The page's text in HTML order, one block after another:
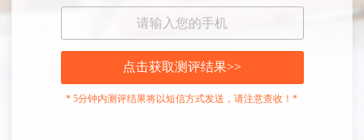
点击获取测评结果>>
* 5分钟内测评结果将以短信方式发送，请注意查收！*